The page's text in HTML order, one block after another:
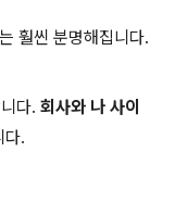
훨씬 분명해집니다.
다. 회사와 나 사이
다.